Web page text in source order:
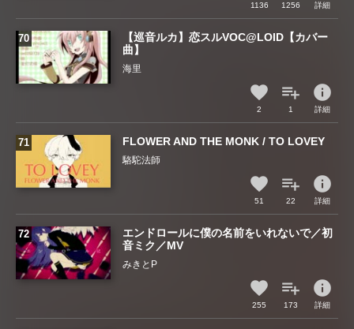
1136 1256 詳細
【巡音ルカ】恋スルVOC@LOID【カバー
曲】
海里
2 1
info
詳細
FLOWER AND THE MONK / TO LOVEY
駱駝法師
51 22
info
詳細
エンドロールに僕の名前をいれないで／初
音ミク／MV
みきとP
255 173
info
詳細